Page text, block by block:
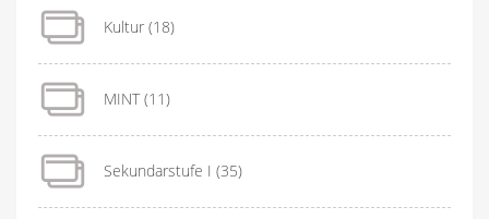
Kultur (18)
MINT(11)
Sekundarstufe I (35)